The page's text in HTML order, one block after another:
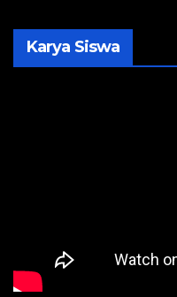
Karya Siswa